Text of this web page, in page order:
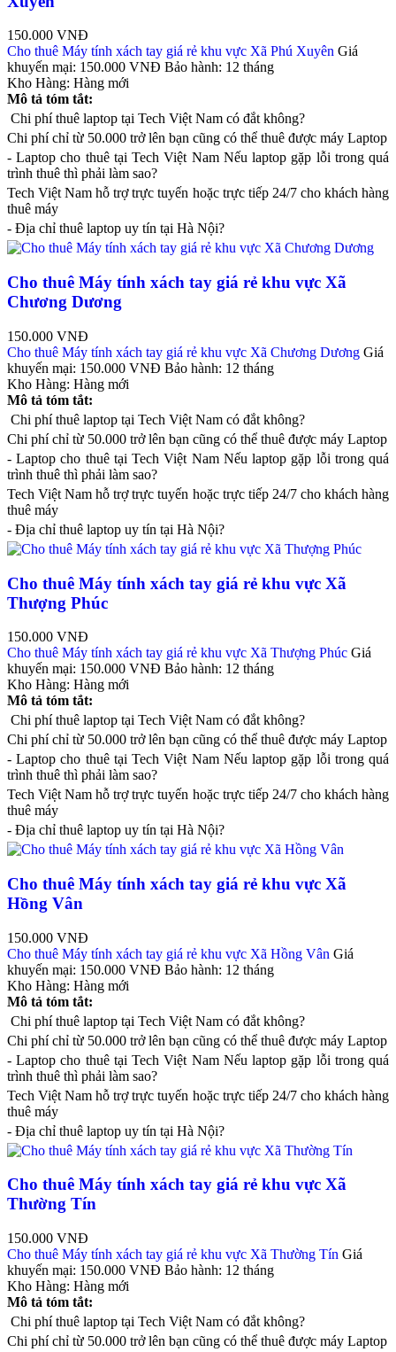
150.000 VNĐ
Cho thuê Máy tính xách tay giá rẻ khu vực Xã Phú Xuyên Giá
khuyến mại: 150.000 VNĐ Bảo hành: 12 tháng
Kho Hàng: Hàng mới
Mô tả tóm tắt:
Chi phí thuê laptop tại Tech Việt Nam có đắt không?
Chi phí chỉ từ 50.000 trở lên bạn cũng có thể thuê được máy Laptop
- Laptop cho thuê tại Tech Việt Nam Nếu laptop gặp lỗi trong quá
trình thuê thì phải làm sao?
Tech Việt Nam hỗ trợ trực tuyến hoặc trực tiếp 24/7 cho khách hàng
thuê máy
- Địa chỉ thuê laptop uy tín tại Hà Nội?
Cho thuê Máy tính xách tay giá rẻ khu vực Xã
Chương Dương
150.000 VNĐ
Cho thuê Máy tính xách tay giá rẻ khu vực Xã Chương Dương Giá
khuyến mại: 150.000 VNĐ Bảo hành: 12 tháng
Kho Hàng: Hàng mới
Mô tả tóm tắt:
Chi phí thuê laptop tại Tech Việt Nam có đắt không?
Chi phí chỉ từ 50.000 trở lên bạn cũng có thể thuê được máy Laptop
- Laptop cho thuê tại Tech Việt Nam Nếu laptop gặp lỗi trong quá
trình thuê thì phải làm sao?
Tech Việt Nam hỗ trợ trực tuyến hoặc trực tiếp 24/7 cho khách hàng
thuê máy
- Địa chỉ thuê laptop uy tín tại Hà Nội?
Cho thuê Máy tính xách tay giá rẻ khu vực Xã
Thượng Phúc
150.000 VNĐ
Cho thuê Máy tính xách tay giá rẻ khu vực Xã Thượng Phúc Giá
khuyến mại: 150.000 VNĐ Bảo hành: 12 tháng
Kho Hàng: Hàng mới
Mô tả tóm tắt:
Chi phí thuê laptop tại Tech Việt Nam có đắt không?
Chi phí chỉ từ 50.000 trở lên bạn cũng có thể thuê được máy Laptop
- Laptop cho thuê tại Tech Việt Nam Nếu laptop gặp lỗi trong quá
trình thuê thì phải làm sao?
Tech Việt Nam hỗ trợ trực tuyến hoặc trực tiếp 24/7 cho khách hàng
thuê máy
- Địa chỉ thuê laptop uy tín tại Hà Nội?
Cho thuê Máy tính xách tay giá rẻ khu vực Xã
Hồng Vân
150.000 VNĐ
Cho thuê Máy tính xách tay giá rẻ khu vực Xã Hồng Vân Giá
khuyến mại: 150.000 VNĐ Bảo hành: 12 tháng
Kho Hàng: Hàng mới
Mô tả tóm tắt:
Chi phí thuê laptop tại Tech Việt Nam có đắt không?
Chi phí chỉ từ 50.000 trở lên bạn cũng có thể thuê được máy Laptop
- Laptop cho thuê tại Tech Việt Nam Nếu laptop gặp lỗi trong quá
trình thuê thì phải làm sao?
Tech Việt Nam hỗ trợ trực tuyến hoặc trực tiếp 24/7 cho khách hàng
thuê máy
- Địa chỉ thuê laptop uy tín tại Hà Nội?
Cho thuê Máy tính xách tay giá rẻ khu vực Xã
Thường Tín
150.000 VNĐ
Cho thuê Máy tính xách tay giá rẻ khu vực Xã Thường Tín Giá
khuyến mại: 150.000 VNĐ Bảo hành: 12 tháng
Kho Hàng: Hàng mới
Mô tả tóm tắt:
Chi phí thuê laptop tại Tech Việt Nam có đắt không?
Chi phí chỉ từ 50.000 trở lên bạn cũng có thể thuê được máy Laptop